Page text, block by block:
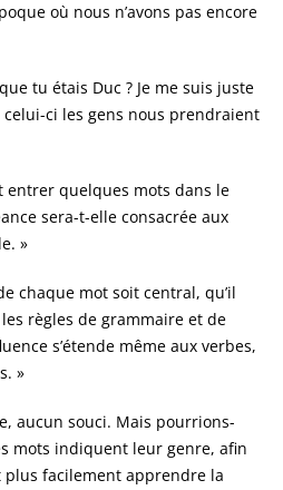
où nous n’avons pas encore
tu étais Duc ? Je me suis juste
ci les gens nous prendraient
entrer quelques mots dans le
sera-t-elle consacrée aux
»
chaque mot soit central, qu’il
règles de grammaire et de
s’étende même aux verbes,
»
aucun souci. Mais pourrions-
mots indiquent leur genre, afin
facilement apprendre la